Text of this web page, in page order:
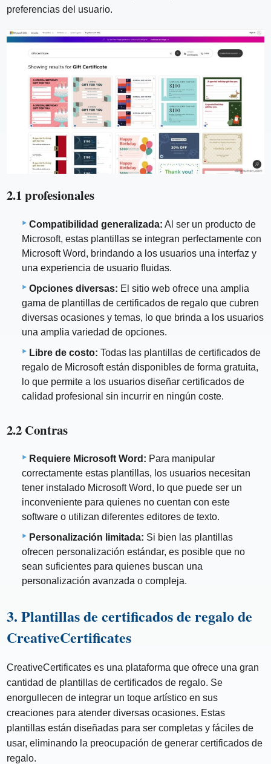
preferencias del usuario.
2.1 profesionales
Compatibilidad generalizada: Al ser un producto de
Microsoft, estas plantillas se integran perfectamente con
Microsoft Word, brindando a los usuarios una interfaz y
una experiencia de usuario fluidas.
Opciones diversas: El sitio web ofrece una amplia
gama de plantillas de certificados de regalo que cubren
diversas ocasiones y temas, lo que brinda a los usuarios
una amplia variedad de opciones.
Libre de costo: Todas las plantillas de certificados de
regalo de Microsoft están disponibles de forma gratuita,
lo que permite a los usuarios diseñar certificados de
calidad profesional sin incurrir en ningún coste.
2.2 Contras
Requiere Microsoft Word: Para manipular
correctamente estas plantillas, los usuarios necesitan
tener instalado Microsoft Word, lo que puede ser un
inconveniente para quienes no cuentan con este
software o utilizan diferentes editores de texto.
Personalización limitada: Si bien las plantillas
ofrecen personalización estándar, es posible que no
sean suficientes para quienes buscan una
personalización avanzada o compleja.
3. Plantillas de certificados de regalo de
CreativeCertificates
CreativeCertificates es una plataforma que ofrece una gran
cantidad de plantillas de certificados de regalo. Se
enorgullecen de integrar un toque artístico en sus
creaciones para atender diversas ocasiones. Estas
plantillas están diseñadas para ser completas y fáciles de
usar, eliminando la preocupación de generar certificados de
regalo.